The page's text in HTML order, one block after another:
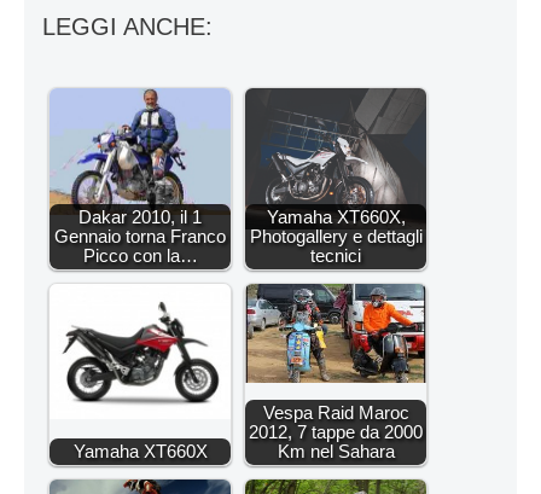
LEGGI ANCHE:
Dakar 2010, il 1
Gennaio torna Franco
Picco con la…
Yamaha XT660X,
Photogallery e dettagli
tecnici
Yamaha XT660X
Vespa Raid Maroc
2012, 7 tappe da 2000
Km nel Sahara